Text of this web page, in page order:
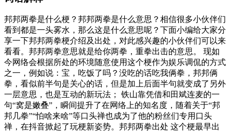
邦邦两拳是什么梗？邦邦两拳是什么意思？相信很多小伙伴们
看到都是一头雾水，那么这是什么意思呢？下面小编给大家分
享一下邦邦两拳梗介绍及出处，对此感兴趣的小伙伴们可以来
看看。邦邦两拳意思就是给你两拳，重拳出击的意思。 现如
今网络会根据所处的环境随意使用这个梗作为娱乐调侃的方式
之一，例如说：宝，吃饭了吗？没吃的话吃我俩拳，邦邦俩
拳，看似前半句是关心的话，但是加上后面半句就变成了另外
一层意思，也是互动的新玩法； 铁山靠凭借和田斌连麦的一
句“窝是嫩叠”，瞬间提升了在网络上的知名度，随着关于“邦
邦几拳”“怕啥来啥”等口头禅也成为了他的粉丝们专用口头
禅，在抖音掀起了玩梗新姿势。邦邦两拳出处 这个梗最早出